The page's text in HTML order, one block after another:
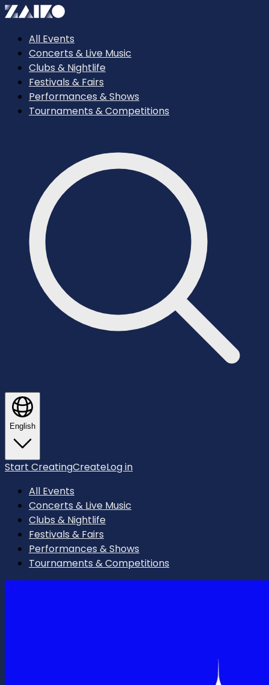
All Events
Concerts & Live Music
Clubs & Nightlife
Festivals & Fairs
Performances & Shows
Tournaments & Competitions
English
Start CreatingCreateLog in
All Events
Concerts & Live Music
Clubs & Nightlife
Festivals & Fairs
Performances & Shows
Tournaments & Competitions